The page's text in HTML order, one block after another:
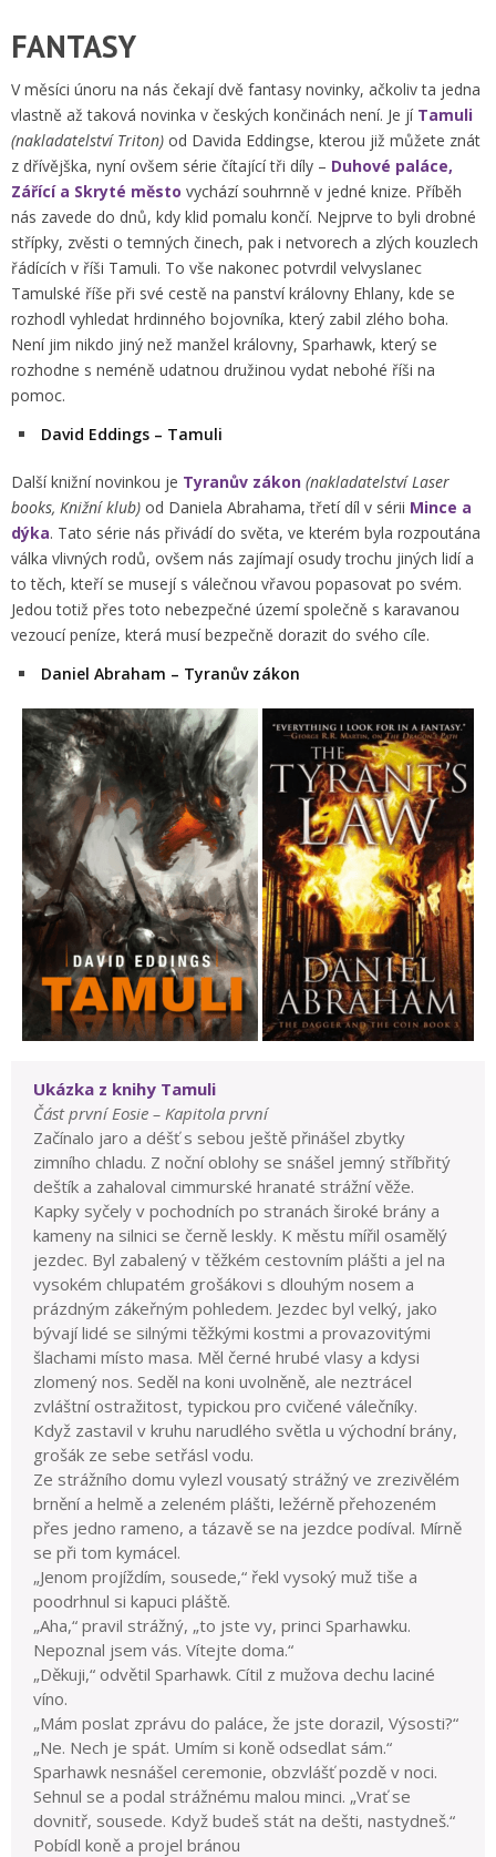
FANTASY
V měsíci únoru na nás čekají dvě fantasy novinky, ačkoliv ta jedna
vlastně až taková novinka v českých končinách není. Je jí Tamuli
(nakladatelství Triton) od Davida Eddingse, kterou již můžete znát
z dřívějška, nyní ovšem série čítající tři díly – Duhové paláce,
Zářící a Skryté město vychází souhrnně v jedné knize. Příběh
nás zavede do dnů, kdy klid pomalu končí. Nejprve to byli drobné
střípky, zvěsti o temných činech, pak i netvorech a zlých kouzlech
řádících v říši Tamuli. To vše nakonec potvrdil velvyslanec
Tamulské říše při své cestě na panství královny Ehlany, kde se
rozhodl vyhledat hrdinného bojovníka, který zabil zlého boha.
Není jim nikdo jiný než manžel královny, Sparhawk, který se
rozhodne s neméně udatnou družinou vydat nebohé říši na
pomoc.
David Eddings – Tamuli
Další knižní novinkou je Tyranův zákon (nakladatelství Laser
books, Knižní klub) od Daniela Abrahama, třetí díl v sérii Mince a
dýka. Tato série nás přivádí do světa, ve kterém byla rozpoutána
válka vlivných rodů, ovšem nás zajímají osudy trochu jiných lidí a
to těch, kteří se musejí s válečnou vřavou popasovat po svém.
Jedou totiž přes toto nebezpečné území společně s karavanou
vezoucí peníze, která musí bezpečně dorazit do svého cíle.
Daniel Abraham – Tyranův zákon
Ukázka z knihy Tamuli
Část první Eosie – Kapitola první
Začínalo jaro a déšť s sebou ještě přinášel zbytky
zimního chladu. Z noční oblohy se snášel jemný stříbřitý
deštík a zahaloval cimmurské hranaté strážní věže.
Kapky syčely v pochodních po stranách široké brány a
kameny na silnici se černě leskly. K městu mířil osamělý
jezdec. Byl zabalený v těžkém cestovním plášti a jel na
vysokém chlupatém grošákovi s dlouhým nosem a
prázdným zákeřným pohledem. Jezdec byl velký, jako
bývají lidé se silnými těžkými kostmi a provazovitými
šlachami místo masa. Měl černé hrubé vlasy a kdysi
zlomený nos. Seděl na koni uvolněně, ale neztrácel
zvláštní ostražitost, typickou pro cvičené válečníky.
Když zastavil v kruhu narudlého světla u východní brány,
grošák ze sebe setřásl vodu.
Ze strážního domu vylezl vousatý strážný ve zrezivělém
brnění a helmě a zeleném plášti, ležérně přehozeném
přes jedno rameno, a tázavě se na jezdce podíval. Mírně
se při tom kymácel.
„Jenom projíždím, sousede,“ řekl vysoký muž tiše a
poodrhnul si kapuci pláště.
„Aha,“ pravil strážný, „to jste vy, princi Sparhawku.
Nepoznal jsem vás. Vítejte doma.“
„Děkuji,“ odvětil Sparhawk. Cítil z mužova dechu laciné
víno.
„Mám poslat zprávu do paláce, že jste dorazil, Výsosti?“
„Ne. Nech je spát. Umím si koně odsedlat sám.“
Sparhawk nesnášel ceremonie, obzvlášť pozdě v noci.
Sehnul se a podal strážnému malou minci. „Vrať se
dovnitř, sousede. Když budeš stát na dešti, nastydneš.“
Pobídl koně a projel bránou